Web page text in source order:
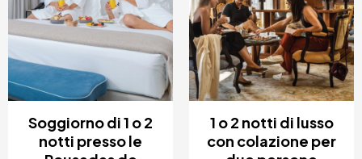
Soggiorno di 1 o 2
notti presso le
1 o 2 notti di lusso
con colazione per